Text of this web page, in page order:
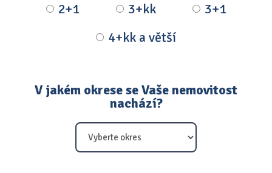
2+1
3+kk
3+1
4+kk a větší
V jakém okrese se Vaše nemovitost
nachází?